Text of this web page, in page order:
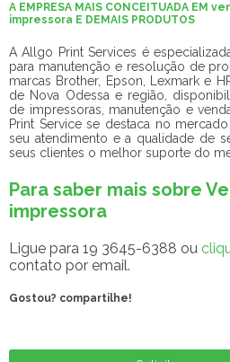
A EMPRESA MAIS CONCEITUADA EM
impressora E DEMAIS PRODUTOS
A Allgo Print Services é
para manutenção e resolução de
marcas Brother, Epson, Lexmark e
de Nova Odessa e região,
de impressoras, manutenção e
Print Service se destaca no
seu atendimento e a qualidade de
seus clientes o melhor suporte do
Para saber mais sobre
impressora
Ligue para 19 3645-6388 ou
contato por email.
Gostou? compartilhe!